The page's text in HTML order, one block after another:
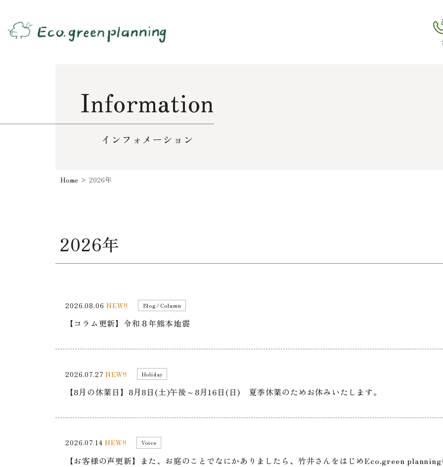
Information
インフォメーション
Home >2026年
2026年
2026.08.06NEW!! Blog/Column
【コラム更新】令和８年熊本地震
2026.07.27NEW!! Holiday
【8月の休業日】8月8日(土)午後～8月16日(日) 夏季休業のためお休みいたします。
2026.07.14NEW!! Voice
【お客様の声更新】また、お庭のことでなにかありましたら、竹井さんをはじめEco.green planning